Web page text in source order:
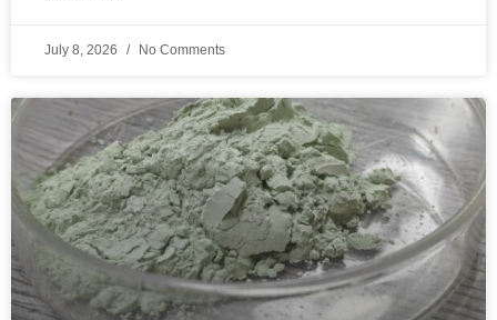
July 8, 2026 No Comments